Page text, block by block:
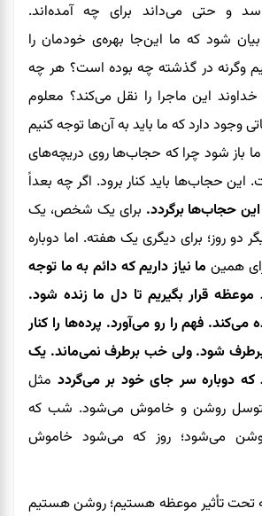
و حتی می‌داند برای چه آمده‌اند.
شود که ما این‌جا بهره‌ی خودمان را
وگرنه در گذشته چه بوده است؟ هر چه
این ماجرا را نقل می‌کند؟ معلوم
وجود دارد که ما باید به آن‌ها توجه کنیم
باز شود چرا که حجاب‌ها روی دریچه‌های
این حجاب‌ها باید کنار برود. اگر چه بعداً
حجاب‌ها برگردد. برای یک شخص، یک
دو روز؛ برای دیگری یک هفته. اما دوباره
همین ما نیاز داریم که دائم به ما توجه
قرار بگیریم تا دل ما زنده شود.
می‌کند. فهم را رو می‌آورد. پرده‌ها را کنار
شود. ولی خب برطرف نمی‌ماند. یک
که دوباره سر جای خود بر می‌گردد مثل
روشن و خاموش می‌شود. شب که
می‌شود؛ روز که می‌شود خاموش
تحت تأثیر موعظه هستیم؛ روشن هستیم